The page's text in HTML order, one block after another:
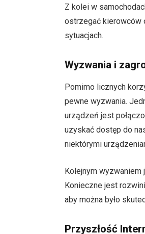
Z kolei w
ostrzegać kierowców
sytuacjach.
Wyzwania i
Pomimo licznych
pewne wyzwania.
urządzeń jest
uzyskać dostęp do
niektórymi
Kolejnym wyzwaniem
Konieczne jest
aby można było
Przyszłość